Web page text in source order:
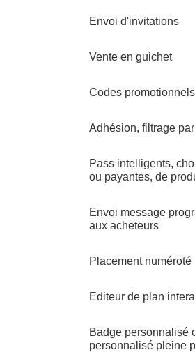
Envoi d'invitations
Vente en guichet
Codes promotionnels
Adhésion, filtrage
Pass intelligents,
ou payantes, de
Envoi message
aux acheteurs
Placement numéroté
Editeur de plan
Badge personnalisé
personnalisé pleine